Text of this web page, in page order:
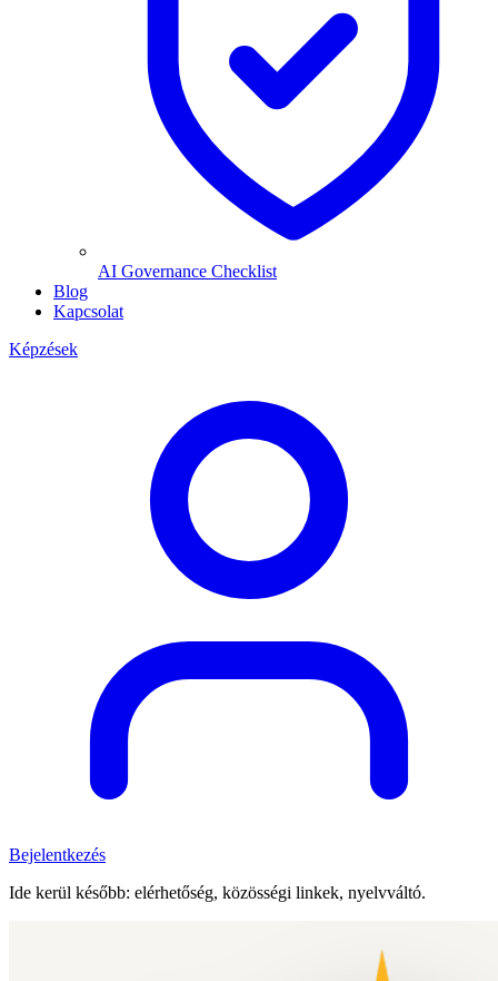
AI Governance Checklist
Blog
Kapcsolat
Képzések
Bejelentkezés
Ide kerül később: elérhetőség, közösségi linkek, nyelvváltó.